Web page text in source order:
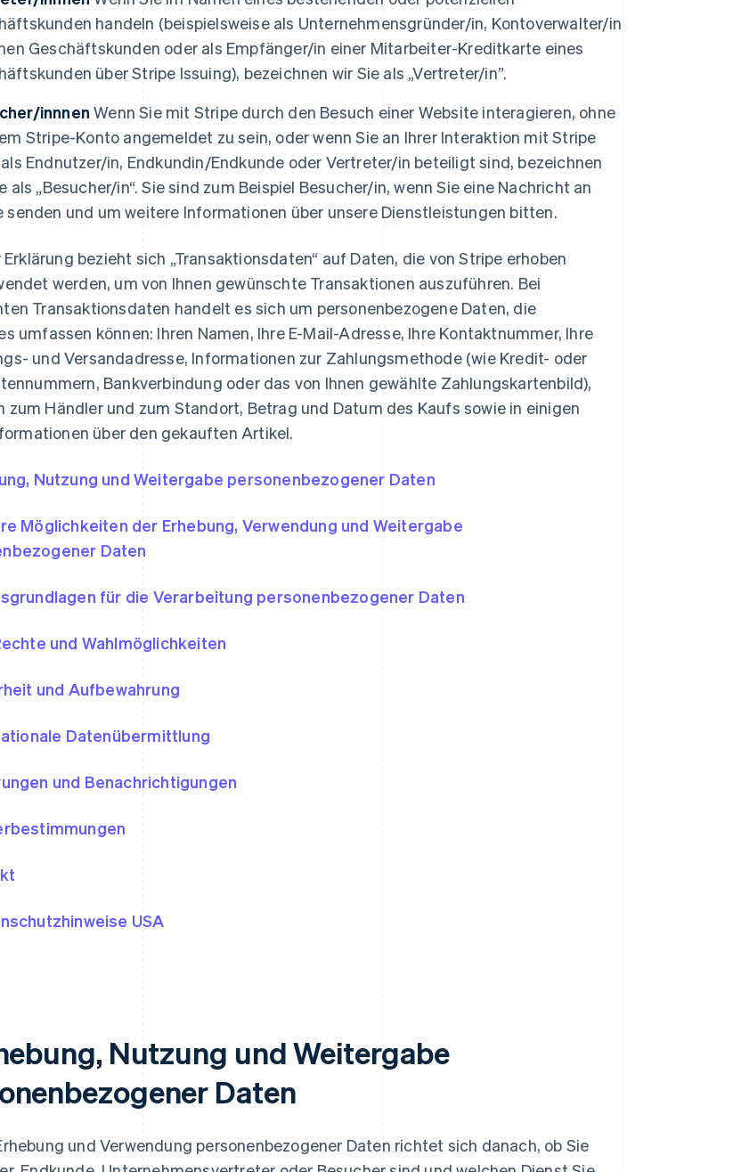
handeln (beispielsweise als Unternehmensgründer/in, Kontoverwalter/in
Geschäftskunden oder als Empfänger/in einer Mitarbeiter-Kreditkarte eines
über Stripe Issuing), bezeichnen wir Sie als „Vertreter/in”.
innnen Wenn Sie mit Stripe durch den Besuch einer Website interagieren, ohne
Stripe-Konto angemeldet zu sein, oder wenn Sie an Ihrer Interaktion mit Stripe
Endnutzer/in, Endkundin/Endkunde oder Vertreter/in beteiligt sind, bezeichnen
als „Besucher/in“. Sie sind zum Beispiel Besucher/in, wenn Sie eine Nachricht an
senden und um weitere Informationen über unsere Dienstleistungen bitten.
Erklärung bezieht sich „Transaktionsdaten“ auf Daten, die von Stripe erhoben
werden, um von Ihnen gewünschte Transaktionen auszuführen. Bei
Transaktionsdaten handelt es sich um personenbezogene Daten, die
umfassen können: Ihren Namen, Ihre E-Mail-Adresse, Ihre Kontaktnummer, Ihre
und Versandadresse, Informationen zur Zahlungsmethode (wie Kredit- oder
Bankverbindung oder das von Ihnen gewählte Zahlungskartenbild),
zum Händler und zum Standort, Betrag und Datum des Kaufs sowie in einigen
über den gekauften Artikel.
Nutzung und Weitergabe personenbezogener Daten
Möglichkeiten der Erhebung, Verwendung und Weitergabe
Daten
für die Verarbeitung personenbezogener Daten
und Wahlmöglichkeiten
und Aufbewahrung
Datenübermittlung
und Benachrichtigungen
USA
Nutzung und Weitergabe
Daten
und Verwendung personenbezogener Daten richtet sich danach, ob Sie